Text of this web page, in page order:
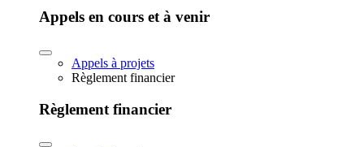
Appels en cours et à venir
Appels à projets
Règlement financier
Règlement financier